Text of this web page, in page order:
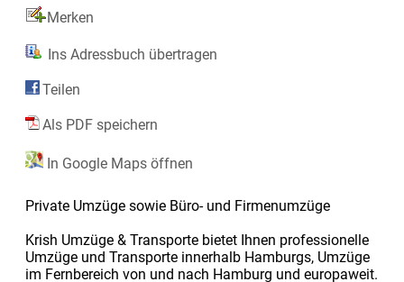
Merken
Ins Adressbuch übertragen
Teilen
Als PDF speichern
In Google Maps öffnen
Private Umzüge sowie Büro- und Firmenumzüge
Krish Umzüge & Transporte bietet Ihnen professionelle
Umzüge und Transporte innerhalb Hamburgs, Umzüge
im Fernbereich von und nach Hamburg und europaweit.